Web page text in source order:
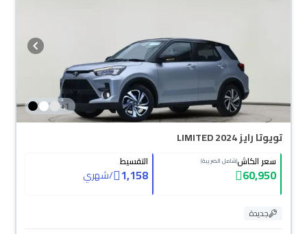
1
+
تويوتا رايز LIMITED 2024
سعر الكاش(شامل الضريبة)
60,950
التقسيط
1,158
/شهري
جديدة